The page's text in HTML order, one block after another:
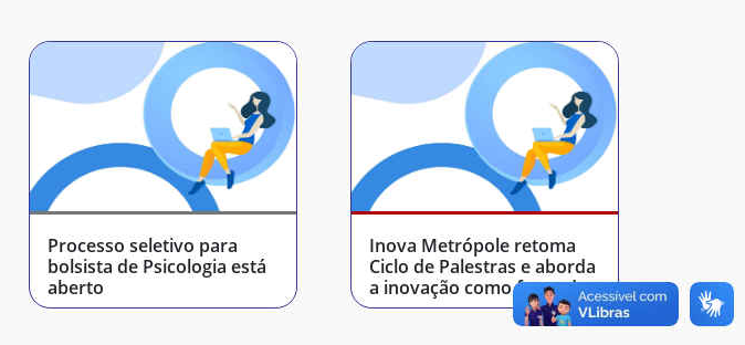
Processo seletivo para
bolsista de Psicologia está
aberto
Inova Metrópole retoma
Ciclo de Palestras e aborda
a inovação como fonte de
sustentabilidade